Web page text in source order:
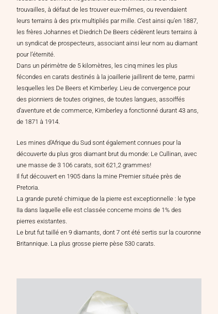
trouvailles, à défaut de les trouver eux-mêmes, ou revendaient
leurs terrains à des prix multipliés par mille. C’est ainsi qu’en 1887,
les frères Johannes et Diedrich De Beers cédèrent leurs terrains à
un syndicat de prospecteurs, associant ainsi leur nom au diamant
pour l’éternité.
Dans un périmètre de 5 kilomètres, les cinq mines les plus
fécondes en carats destinés à la joaillerie jaillirent de terre, parmi
lesquelles les De Beers et Kimberley. Lieu de convergence pour
des pionniers de toutes origines, de toutes langues, assoiffés
d’aventure et de commerce, Kimberley a fonctionné durant 43 ans,
de 1871 à 1914.
Les mines d’Afrique du Sud sont également connues pour la
découverte du plus gros diamant brut du monde: Le Cullinan, avec
une masse de 3 106 carats, soit 621,2 grammes!
Il fut découvert en 1905 dans la mine Premier située près de
Pretoria.
La grande pureté chimique de la pierre est exceptionnelle : le type
IIa dans laquelle elle est classée concerne moins de 1% des
pierres existantes.
Le brut fut taillé en 9 diamants, dont 7 ont été sertis sur la couronne
Britannique. La plus grosse pierre pèse 530 carats.